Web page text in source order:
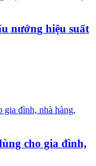
nướng hiệu suất
cho gia đình,